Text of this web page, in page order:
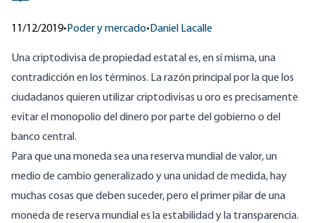
11/12/2019• Poder y mercado• Daniel Lacalle
Una criptodivisa de propiedad estatal es, en sí misma, una
contradicción en los términos. La razón principal por la que los
ciudadanos quieren utilizar criptodivisas u oro es precisamente
evitar el monopolio del dinero por parte del gobierno o del
banco central.
Para que una moneda sea una reserva mundial de valor, un
medio de cambio generalizado y una unidad de medida, hay
muchas cosas que deben suceder, pero el primer pilar de una
moneda de reserva mundial es la estabilidad y la transparencia.